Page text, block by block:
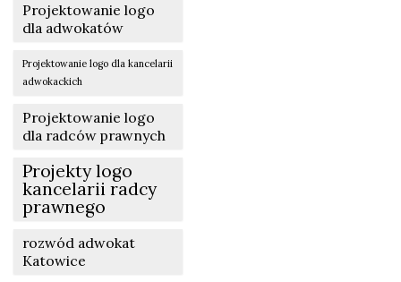
Projektowanie logo
dla adwokatów
Projektowanie logo dla kancelarii
adwokackich
Projektowanie logo
dla radców prawnych
Projekty logo
kancelarii radcy
prawnego
rozwód adwokat
Katowice